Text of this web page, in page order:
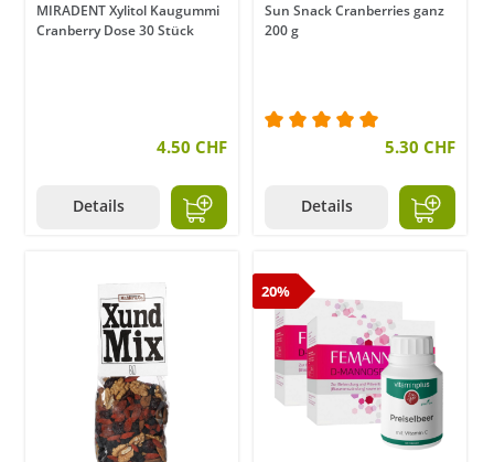
MIRADENT Xylitol Kaugummi
Cranberry Dose 30 Stück
4.50 CHF
Details
Sun Snack Cranberries ganz
200 g
Durchschnittliche
5.30 CHF
Details
20%